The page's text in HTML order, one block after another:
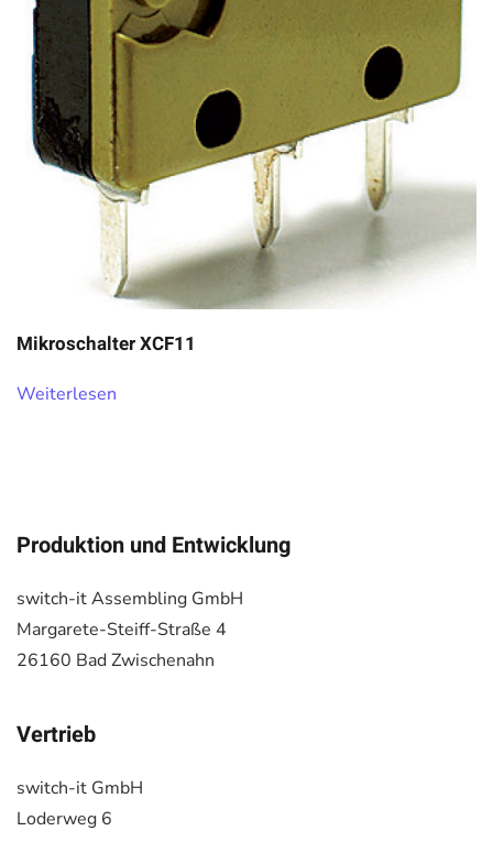
Mikroschalter XCF11
Weiterlesen
Produktion und Entwicklung
switch-it Assembling GmbH
Margarete-Steiff-Straße 4
26160 Bad Zwischenahn
Vertrieb
switch-it GmbH
Loderweg 6